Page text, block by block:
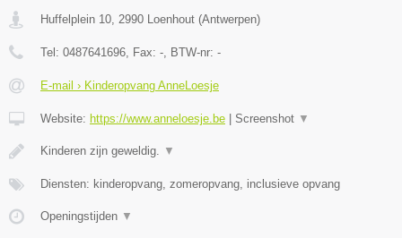
Huffelplein 10 2990 Loenhout (Antwerpen)
Tel: 0487641696 , Fax: - , BTW-nr: -
E-mail › Kinderopvang AnneLoesje
Website: https://www.anneloesje.be | Screenshot ▼
Kinderen zijn geweldig. ▼
Diensten: kinderopvang, zomeropvang, inclusieve opvang
Openingstijden ▼